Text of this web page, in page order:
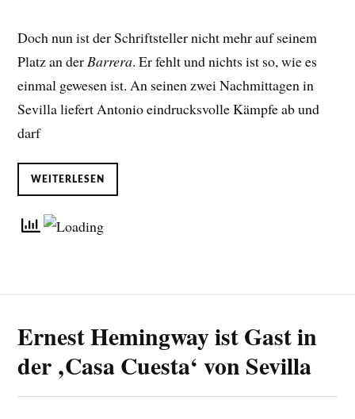
Doch nun ist der Schriftsteller nicht mehr auf seinem
Platz an der Barrera. Er fehlt und nichts ist so, wie es
einmal gewesen ist. An seinen zwei Nachmittagen in
Sevilla liefert Antonio eindrucksvolle Kämpfe ab und
darf
WEITERLESEN
Ernest Hemingway ist Gast in
der ‚Casa Cuesta‘ von Sevilla